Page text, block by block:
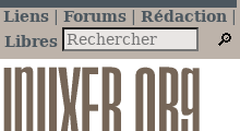
Liens Forums
Rédaction
Libres